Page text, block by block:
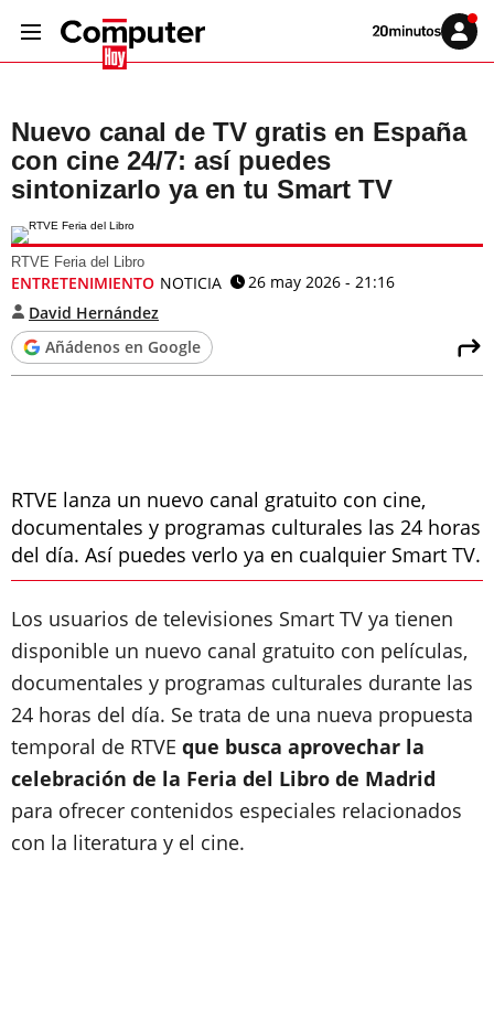
Volver
Iniciar
sesión
Nuevo canal de TV gratis en España
con cine 24/7: así puedes
sintonizarlo ya en tu Smart TV
RTVE Feria del Libro
ENTRETENIMIENTO NOTICIA
26 may 2026 - 21:16
David Hernández
Añádenos en Google
RTVE lanza un nuevo canal gratuito con cine,
documentales y programas culturales las 24 horas
del día. Así puedes verlo ya en cualquier Smart TV.
Los usuarios de televisiones Smart TV ya tienen
disponible un nuevo canal gratuito con películas,
documentales y programas culturales durante las
24 horas del día. Se trata de una nueva propuesta
temporal de RTVE que busca aprovechar la
celebración de la Feria del Libro de Madrid
para ofrecer contenidos especiales relacionados
con la literatura y el cine.